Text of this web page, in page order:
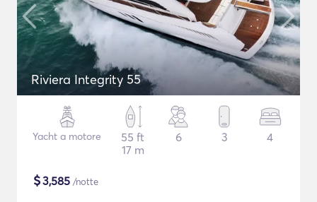
Riviera Integrity 55
Yacht a motore
55 ft
17 m
6 3 4
$3,585 /notte